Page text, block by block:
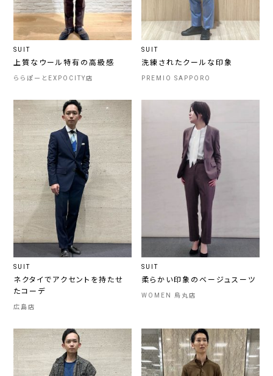
SUIT
上質なウール特有の高級感
ららぽーとEXPOCITY店
SUIT
洗練されたクールな印象
PREMIO SAPPORO
SUIT
ネクタイでアクセントを持たせ
たコーデ
広島店
SUIT
柔らかい印象のベージュスーツ
WOMEN 烏丸店